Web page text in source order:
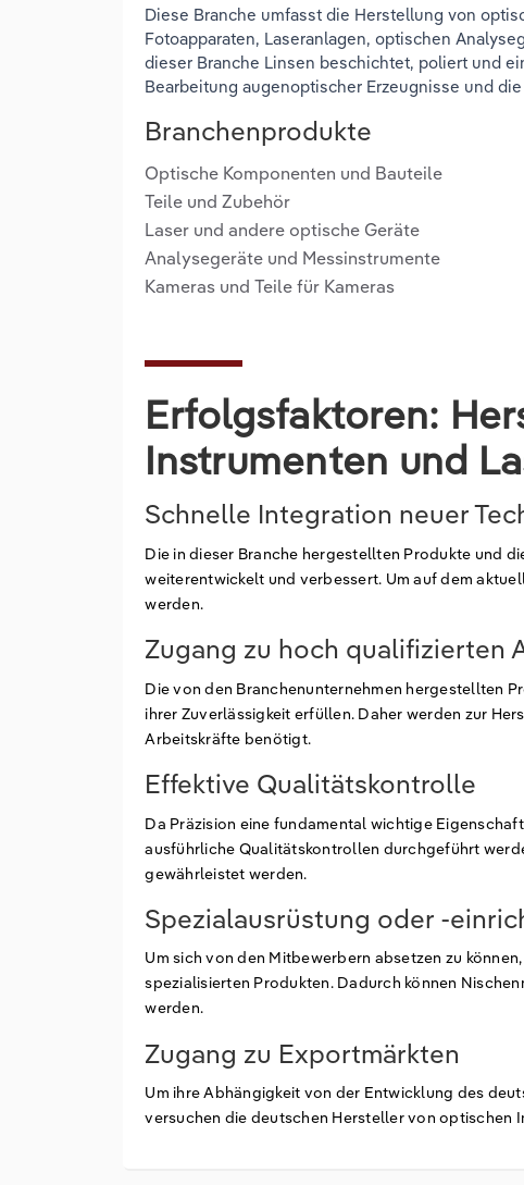
Diese Branche umfasst die Herstellung von
Fotoapparaten, Laseranlagen, optischen
dieser Branche Linsen beschichtet, poliert und
Bearbeitung augenoptischer Erzeugnisse und
Branchenprodukte
Optische Komponenten und Bauteile
Teile und Zubehör
Laser und andere optische Geräte
Analysegeräte und Messinstrumente
Kameras und Teile für Kameras
Erfolgsfaktoren:
Instrumenten und
Schnelle Integration neuer
Die in dieser Branche hergestellten Produkte und
weiterentwickelt und verbessert. Um auf dem
werden.
Zugang zu hoch qualifizierten
Die von den Branchenunternehmen hergestellten
ihrer Zuverlässigkeit erfüllen. Daher werden zur
Arbeitskräfte benötigt.
Effektive Qualitätskontrolle
Da Präzision eine fundamental wichtige
ausführliche Qualitätskontrollen durchgeführt
gewährleistet werden.
Spezialausrüstung oder -
Um sich von den Mitbewerbern absetzen zu
spezialisierten Produkten. Dadurch können
werden.
Zugang zu Exportmärkten
Um ihre Abhängigkeit von der Entwicklung des
versuchen die deutschen Hersteller von optischen